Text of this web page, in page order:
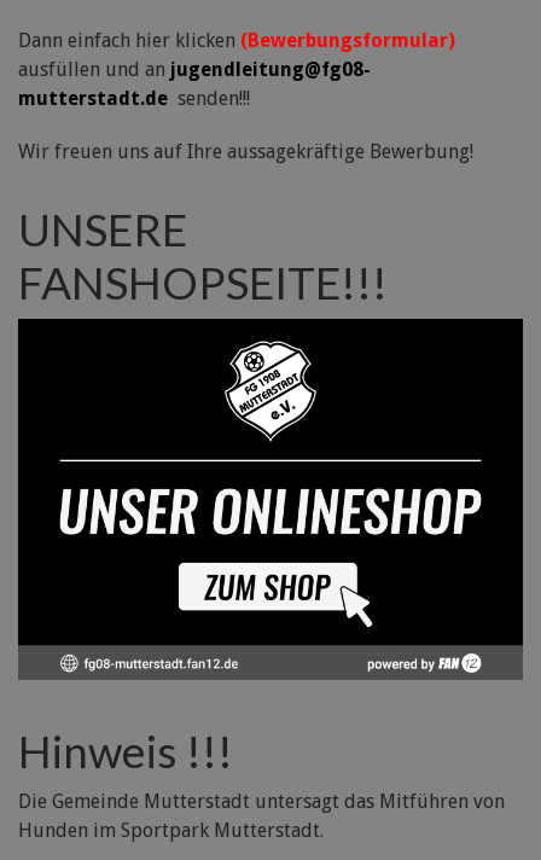
Dann einfach hier klicken (Bewerbungsformular)
ausfüllen und an jugendleitung@fg08-
mutterstadt.de senden!!!
Wir freuen uns auf Ihre aussagekräftige Bewerbung!
UNSERE
FANSHOPSEITE!!!
Hinweis !!!
Die Gemeinde Mutterstadt untersagt das Mitführen von
Hunden im Sportpark Mutterstadt.